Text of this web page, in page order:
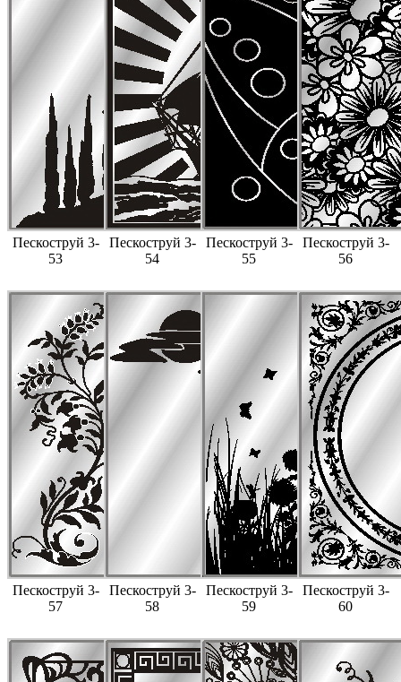
Пескоструй 3-
53
Пескоструй 3-
54
Пескоструй 3-
55
Пескоструй 3-
56
Пескоструй 3-
57
Пескоструй 3-
58
Пескоструй 3-
59
Пескоструй 3-
60